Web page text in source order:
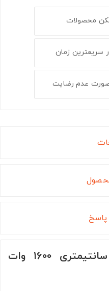
محصولات
سریعترین زمان
عدم رضایت
اره زنجیری بنزینی 40 سانتیمتری 1600 وات